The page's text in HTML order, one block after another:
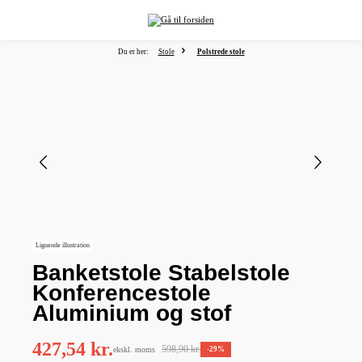
Du er her: Stole Polstrede stole
Lignende illustration
Banketstole Stabelstole
Konferencestole
Aluminium og stof
427,54 kr.ekskl. moms 598,90 kr. -29%